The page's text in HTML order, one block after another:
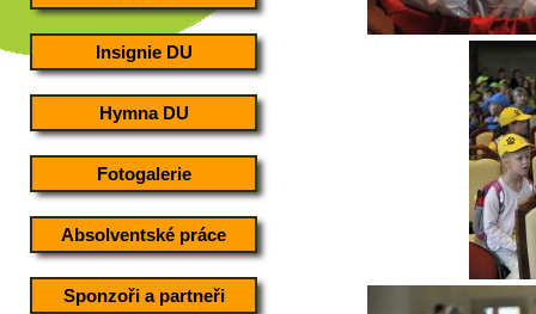
Insignie DU
Hymna DU
Fotogalerie
Absolventské práce
Sponzoři a partneři